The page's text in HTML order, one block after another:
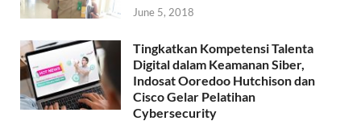
June 5, 2018
Tingkatkan Kompetensi Talenta
Digital dalam Keamanan Siber,
Indosat Ooredoo Hutchison dan
Cisco Gelar Pelatihan
Cybersecurity